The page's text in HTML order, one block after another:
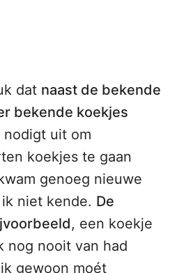
dat naast de bekende
bekende koekjes
uit om
koekjes te gaan
genoeg nieuwe
niet kende. De
, een koekje
nog nooit van had
gewoon moét